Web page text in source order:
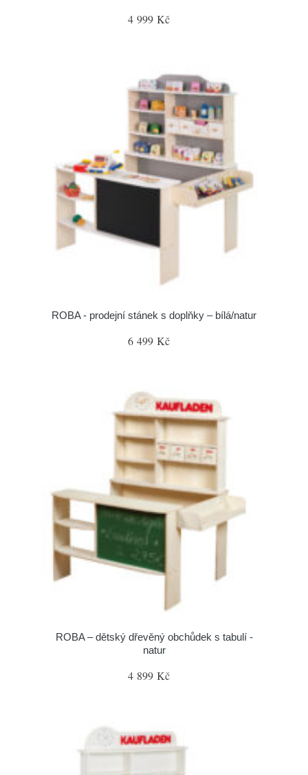
4 999 Kč
ROBA - prodejní stánek s doplňky – bílá/natur
6 499 Kč
ROBA – dětský dřevěný obchůdek s tabulí -
natur
4 899 Kč